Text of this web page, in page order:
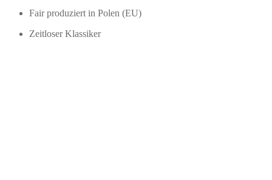
Fair produziert in Polen (EU)
Zeitloser Klassiker